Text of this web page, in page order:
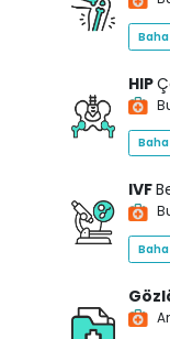
HIP
IVF